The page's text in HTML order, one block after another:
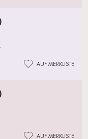
AUF MERKLISTE
AUF MERKLISTE